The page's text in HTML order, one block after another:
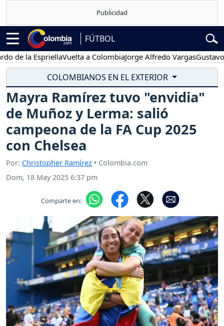
FÚTBOL
EspriellaVuelta a ColombiaJorge Alfredo VargasGustavo Petro
COLOMBIANOS EN EL EXTERIOR
Mayra Ramírez tuvo "envidia"
de Muñoz y Lerma: salió
campeona de la FA Cup 2025
con Chelsea
Por: Christopher Ramírez • Colombia.com
Dom, 18 May 2025 6:37 pm
Comparte en: